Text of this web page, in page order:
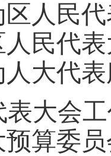
人民
民代
大代
表大会
算委